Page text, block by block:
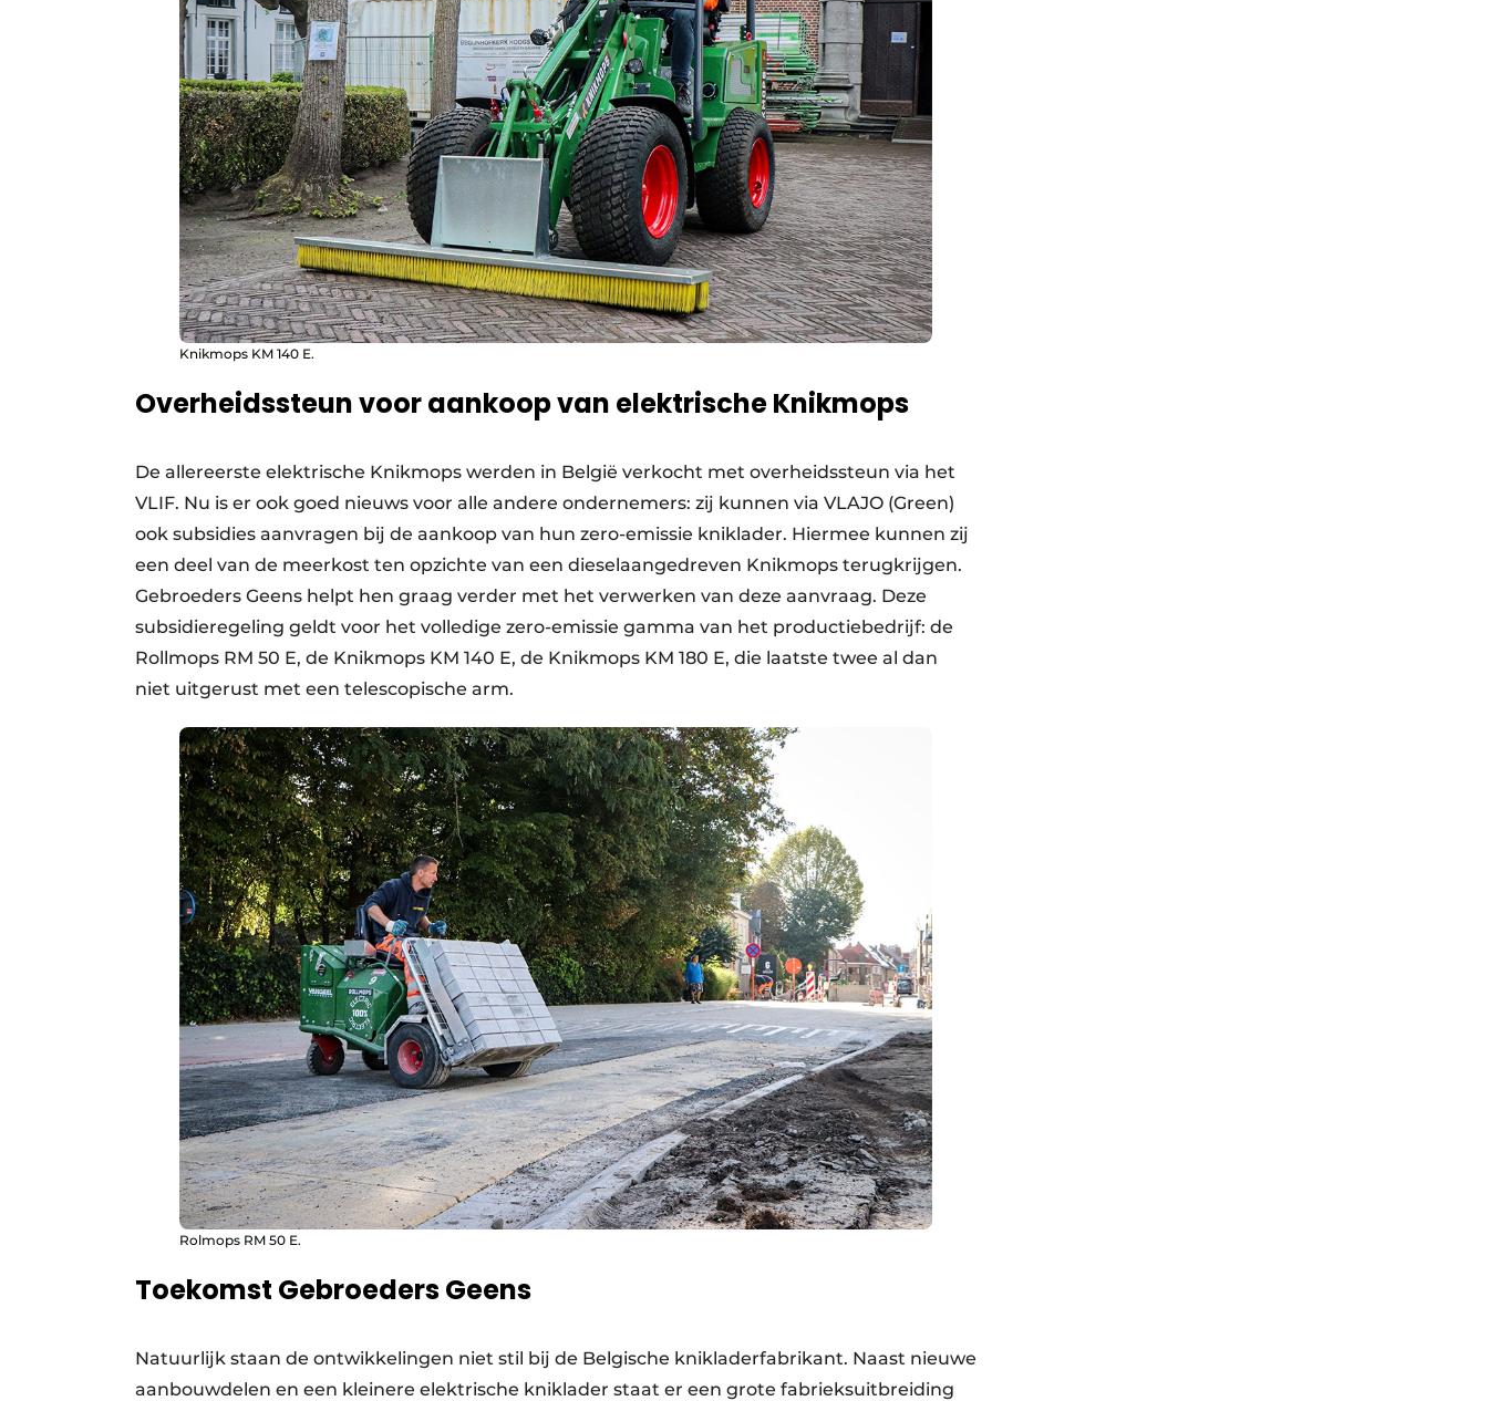
Knikmops KM 140 E.
Overheidssteun voor aankoop van elektrische Knikmops
De allereerste elektrische Knikmops werden in België verkocht met overheidssteun via het
VLIF. Nu is er ook goed nieuws voor alle andere ondernemers: zij kunnen via VLAJO (Green)
ook subsidies aanvragen bij de aankoop van hun zero-emissie kniklader. Hiermee kunnen zij
een deel van de meerkost ten opzichte van een dieselaangedreven Knikmops terugkrijgen.
Gebroeders Geens helpt hen graag verder met het verwerken van deze aanvraag. Deze
subsidieregeling geldt voor het volledige zero-emissie gamma van het productiebedrijf: de
Rollmops RM 50 E, de Knikmops KM 140 E, de Knikmops KM 180 E, die laatste twee al dan
niet uitgerust met een telescopische arm.
Rolmops RM 50 E.
Toekomst Gebroeders Geens
Natuurlijk staan de ontwikkelingen niet stil bij de Belgische knikladerfabrikant. Naast nieuwe
aanbouwdelen en een kleinere elektrische kniklader staat er een grote fabrieksuitbreiding